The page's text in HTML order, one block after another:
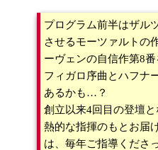
プログラム前半はザル
させるモーツァルトの
ーヴェンの自信作第8
フィガロ序曲とハフナ
あるかも…？
創立以来4回目の登壇
熱的な指揮のもとお届
は、毎年ご指導くださ